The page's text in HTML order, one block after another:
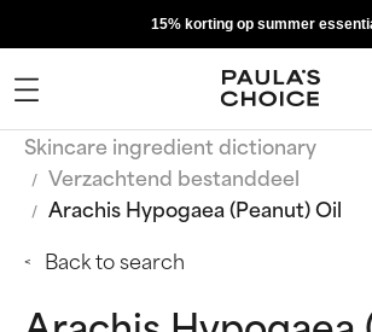
15% korting op summer
Skincare ingredient dictionary
Verzachtend bestanddeel
Arachis Hypogaea (Peanut) Oil
Back to search